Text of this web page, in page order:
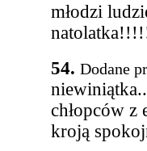
młodzi
54. Dodane
chłopców z
kroją